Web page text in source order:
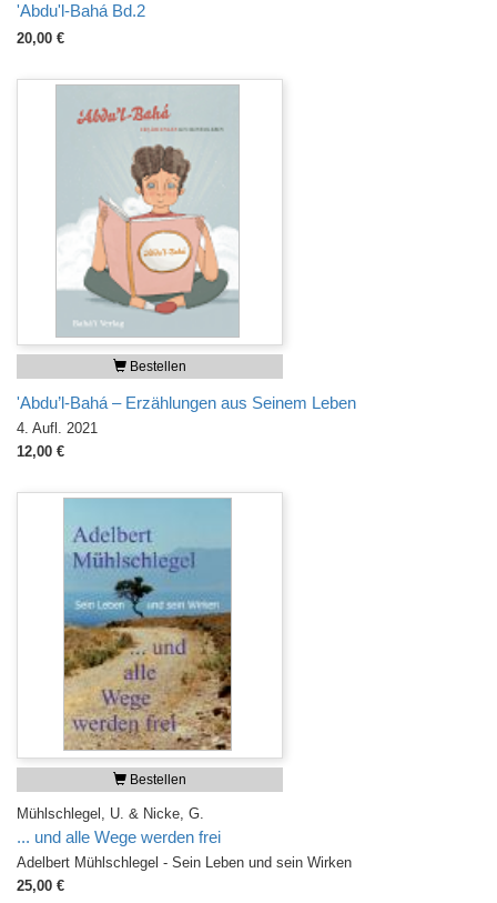
'Abdu'l-Bahá Bd.2
20,00 €
Bestellen
'Abdu’l-Bahá – Erzählungen aus Seinem Leben
4. Aufl. 2021
12,00 €
Bestellen
Mühlschlegel, U. & Nicke, G.
... und alle Wege werden frei
Adelbert Mühlschlegel - Sein Leben und sein Wirken
25,00 €